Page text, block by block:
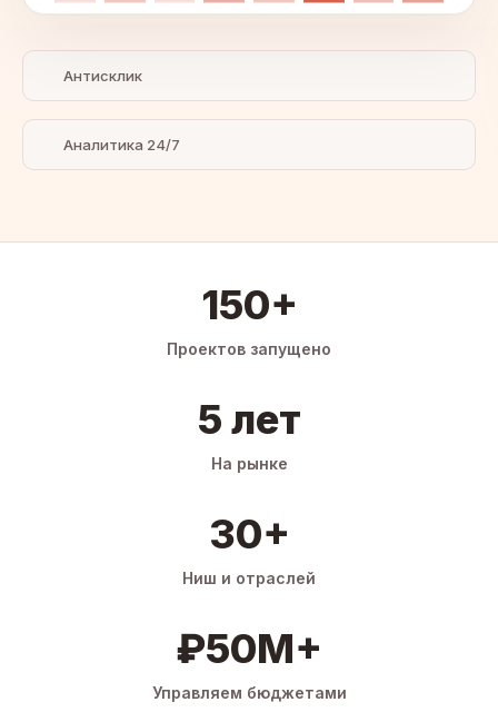
Антисклик
Аналитика 24/7
150+
Проектов запущено
5 лет
На рынке
30+
Ниш и отраслей
₽50M+
Управляем бюджетами